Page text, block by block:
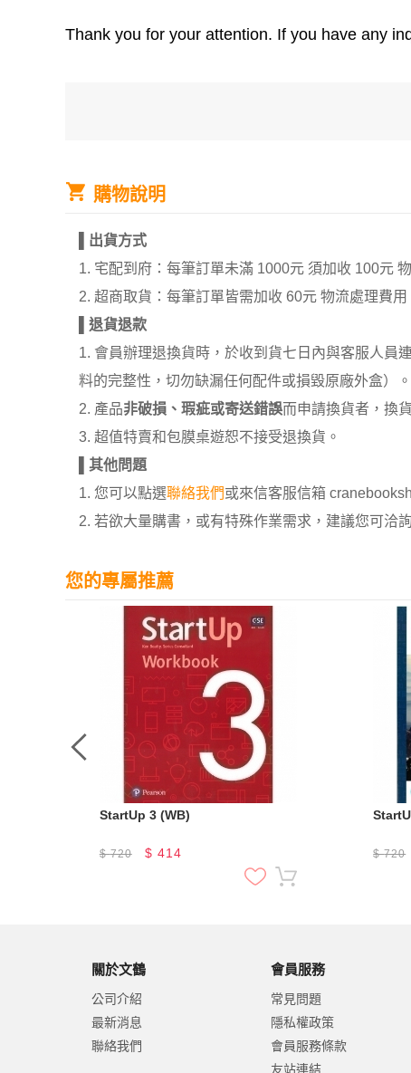
Thank you for your attention. If you have any
購物說明
出貨方式
1. 宅配到府：每筆訂單未滿 1000元 須加收 100元
2. 超商取貨：每筆訂單皆需加收 60元 物流處理費用
退貨退款
1. 會員辦理退換貨時，於收到貨七日內與客服人員
料的完整性，切勿缺漏任何配件或損毀原廠外盒）。
2. 產品非破損、瑕疵或寄送錯誤而申請換貨者，換
3. 超值特賣和包膜桌遊恕不接受退換貨。
其他問題
1. 您可以點選聯絡我們或來信客服信箱
2. 若欲大量購書，或有特殊作業需求，建議您可洽
您的專屬推薦
StartUp 3 (WB)
$720 $ 414 $720
關於文鶴
公司介紹
最新消息
聯絡我們
會員服務
常見問題
隱私權政策
會員服務條款
友站連結